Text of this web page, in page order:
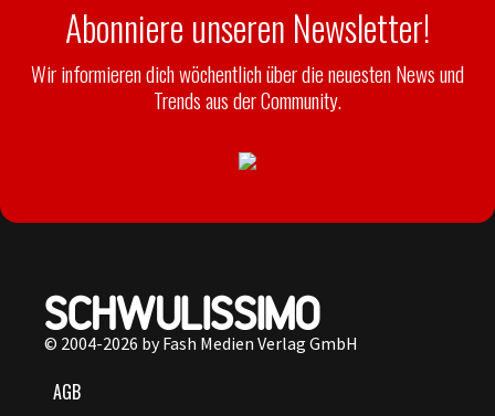
Abonniere unseren Newsletter!
Wir informieren dich wöchentlich über die neuesten News und
Trends aus der Community.
© 2004-2026 by Fash Medien Verlag GmbH
AGB